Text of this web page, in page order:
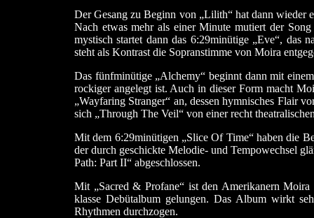
Der Gesang zu Beginn von „Lilith“ hat dann wieder
Nach etwas mehr als einer Minute mutiert der
mystisch startet dann das 6:29minütige „Eve“,
steht als Kontrast die Sopranstimme von Moira
Das fünfminütige „Alchemy“ beginnt dann mit
rockiger angelegt ist. Auch in dieser Form macht
„Wayfaring Stranger“ an, dessen hymnisches Flair
sich „Through The Veil“ von einer recht
Mit dem 6:29minütigen „Slice Of Time“ haben die
der durch geschickte Melodie- und Tempowechsel
Path: Part II“ abgeschlossen.
Mit „Sacred & Profane“ ist den Amerikanern
klasse Debütalbum gelungen. Das Album wirkt
Rhythmen durchzogen.